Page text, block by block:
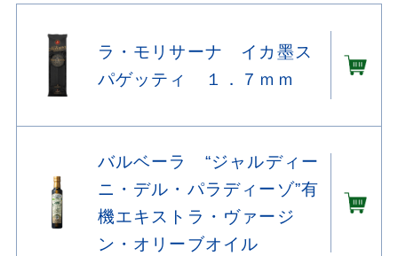
ラ・モリサーナ イカ墨ス
パゲッティ １．７ｍｍ
バルベーラ “ジャルディー
ニ・デル・パラディーゾ”有
機エキストラ・ヴァージ
ン・オリーブオイル